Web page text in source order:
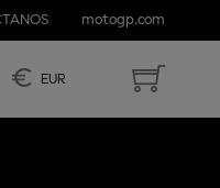
motogp.com
€ EUR